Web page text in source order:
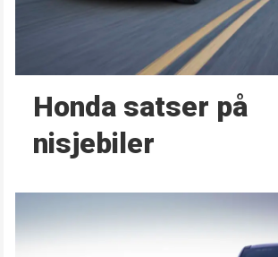
Honda satser på
nisjebiler